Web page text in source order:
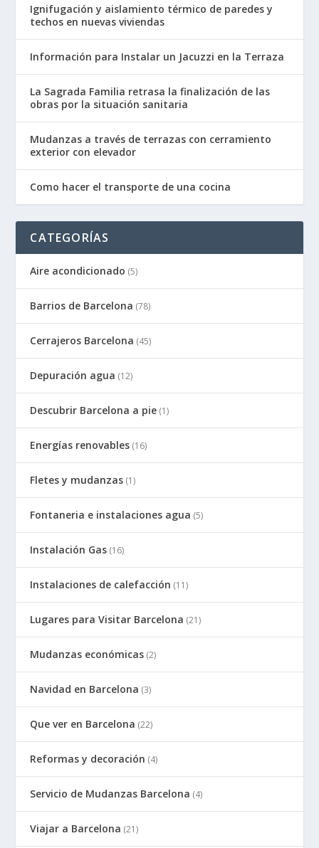
Ignifugación y aislamiento térmico de paredes y
techos en nuevas viviendas
Información para Instalar un Jacuzzi en la Terraza
La Sagrada Familia retrasa la finalización de las
obras por la situación sanitaria
Mudanzas a través de terrazas con cerramiento
exterior con elevador
Como hacer el transporte de una cocina
CATEGORÍAS
Aire acondicionado (5)
Barrios de Barcelona (78)
Cerrajeros Barcelona (45)
Depuración agua (12)
Descubrir Barcelona a pie (1)
Energías renovables (16)
Fletes y mudanzas (1)
Fontaneria e instalaciones agua (5)
Instalación Gas (16)
Instalaciones de calefacción (11)
Lugares para Visitar Barcelona (21)
Mudanzas económicas (2)
Navidad en Barcelona (3)
Que ver en Barcelona (22)
Reformas y decoración (4)
Servicio de Mudanzas Barcelona (4)
Viajar a Barcelona (21)